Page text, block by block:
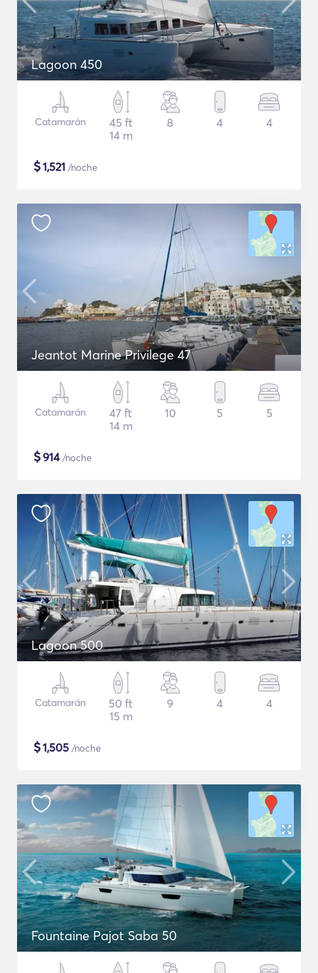
Lagoon 450
Catamarán
45 ft
14 m
8 4 4
$1,521 /noche
Jeantot Marine Privilege 47
Catamarán
47 ft
14 m
10 5 5
$914/noche
Lagoon 500
Catamarán
50 ft
15 m
9 4 4
$1,505 /noche
Fountaine Pajot Saba 50